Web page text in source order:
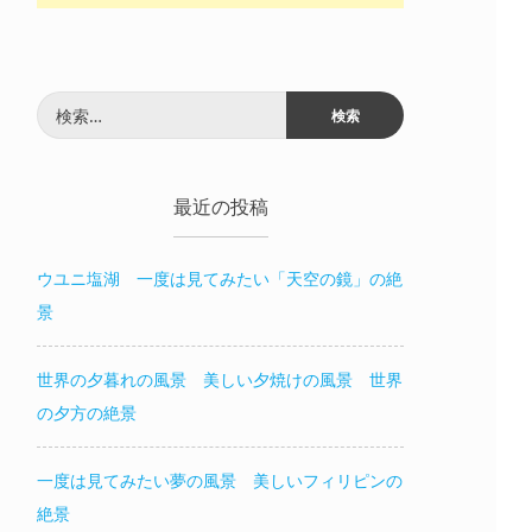
索:
最近の投稿
ウユニ塩湖 一度は見てみたい「天空の鏡」の絶
景
世界の夕暮れの風景 美しい夕焼けの風景 世界
の夕方の絶景
一度は見てみたい夢の風景 美しいフィリピンの
絶景